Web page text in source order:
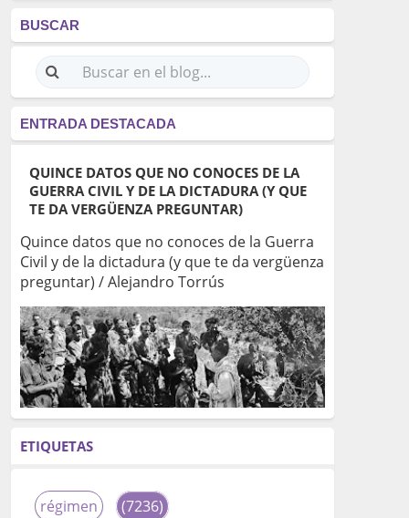
BUSCAR
ENTRADA DESTACADA
QUINCE DATOS QUE NO CONOCES DE LA
GUERRA CIVIL Y DE LA DICTADURA (Y QUE
TE DA VERGÜENZA PREGUNTAR)
Quince datos que no conoces de la Guerra
Civil y de la dictadura (y que te da vergüenza
preguntar) / Alejandro Torrús
ETIQUETAS
régimen
(7236)